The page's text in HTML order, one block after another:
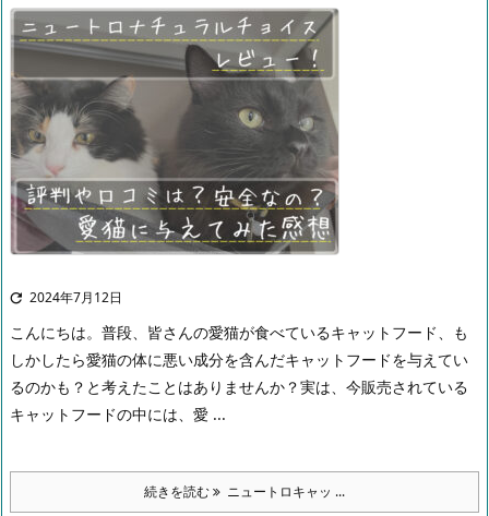
 2024年7月12日
こんにちは。 普段、皆さんの愛猫が食べているキャットフード、も
しかしたら愛猫の体に悪い成分を含んだキャットフードを与えてい
るのかも？と考えたことはありませんか？実は、今販売されている
キャットフードの中には、愛 ...
続きを読む ニュートロキャッ ...